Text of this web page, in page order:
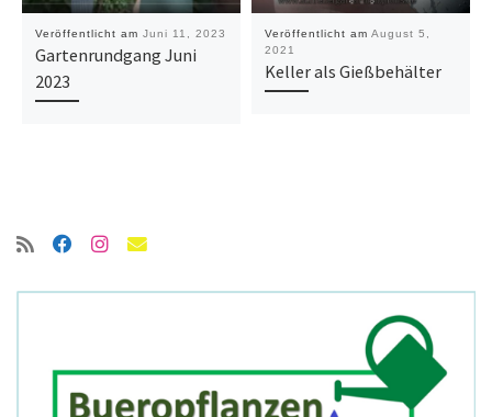
Veröffentlicht am Juni 11, 2023
Gartenrundgang Juni
2023
Veröffentlicht am August 5,
2021
Keller als Gießbehälter